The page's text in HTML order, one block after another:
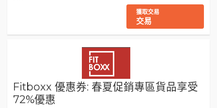
獲取交易
交易
Fitboxx 優惠券: 春夏促銷專區貨品享受
72%優惠